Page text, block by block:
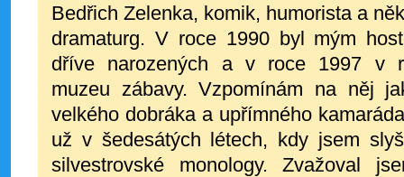
Bedřich Zelenka, komik, humorista a
dramaturg. V roce 1990 byl mým
dříve narozených a v roce 1997 v
muzeu zábavy. Vzpomínám na něj
velkého dobráka a upřímného
už v šedesátých létech, kdy jsem
silvestrovské monology. Zvažoval